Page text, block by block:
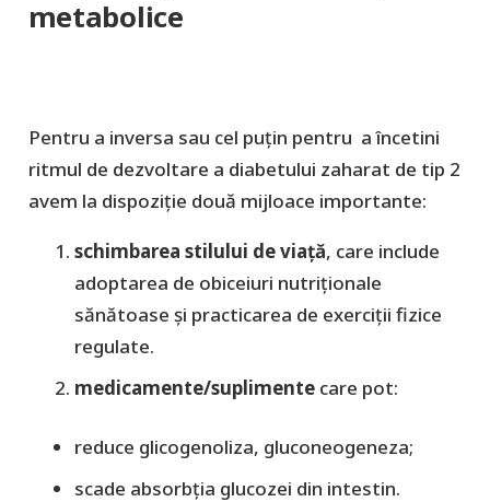
metabolice
Pentru a inversa sau cel puțin pentru a încetini
ritmul de dezvoltare a diabetului zaharat de tip 2
avem la dispoziție două mijloace importante:
schimbarea stilului de viață, care include
adoptarea de obiceiuri nutriționale
sănătoase și practicarea de exerciții fizice
regulate.
medicamente/suplimente care pot:
reduce glicogenoliza, gluconeogeneza;
scade absorbția glucozei din intestin.